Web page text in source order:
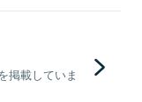
掲載していま